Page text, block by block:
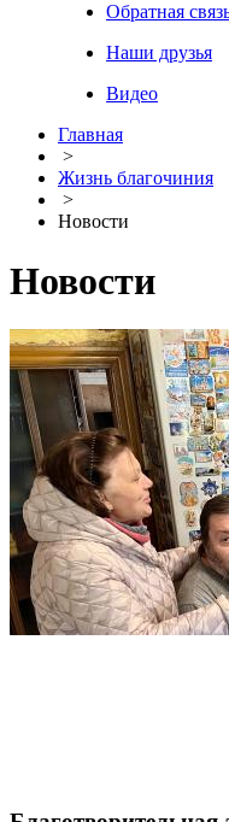
Обратная
Наши друзья
Видео
Главная
>
Жизнь благочиния
>
Новости
Новости